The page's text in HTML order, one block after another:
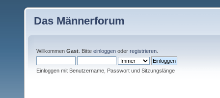
Das Männerforum
Willkommen Gast . Bitte einloggen oder registrieren
Einloggen mit Benutzername, Passwort und Sitzungslänge